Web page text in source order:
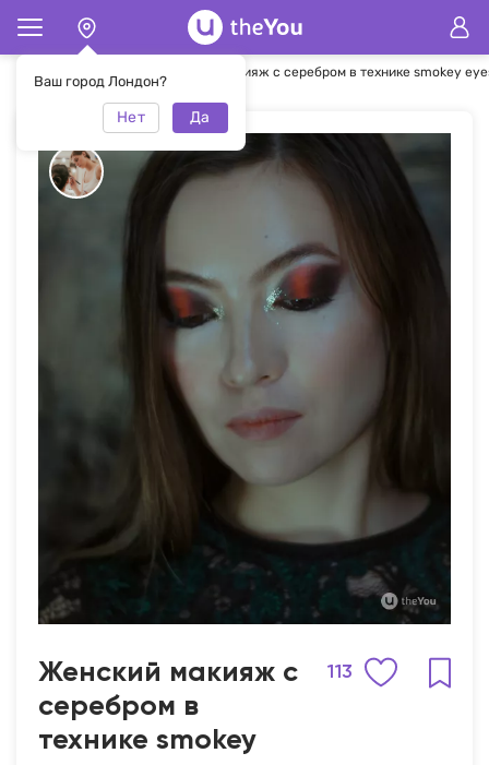
Ваш город Лондон?
Нет Да
Женский макияж с серебром в технике smokey
Женский макияж с
серебром в
технике smokey
113